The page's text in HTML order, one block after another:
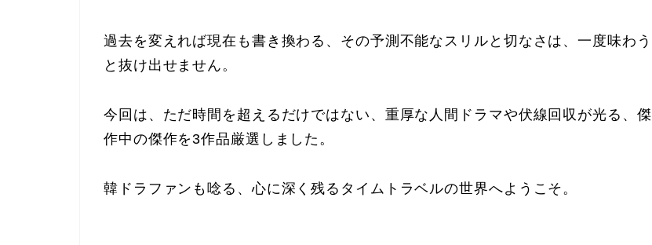
過去を変えれば現在も書き換わる、その予測不能なスリルと切なさは、一度味わう
と抜け出せません。
今回は、ただ時間を超えるだけではない、重厚な人間ドラマや伏線回収が光る、傑
作中の傑作を3作品厳選しました。
韓ドラファンも唸る、心に深く残るタイムトラベルの世界へようこそ。